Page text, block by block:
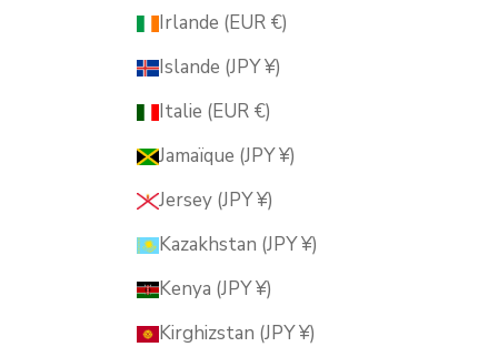
Irlande (EUR €)
Islande (JPY ¥)
Italie (EUR €)
Jamaïque (JPY ¥)
Jersey (JPY ¥)
Kazakhstan (JPY ¥)
Kenya (JPY ¥)
Kirghizstan (JPY ¥)